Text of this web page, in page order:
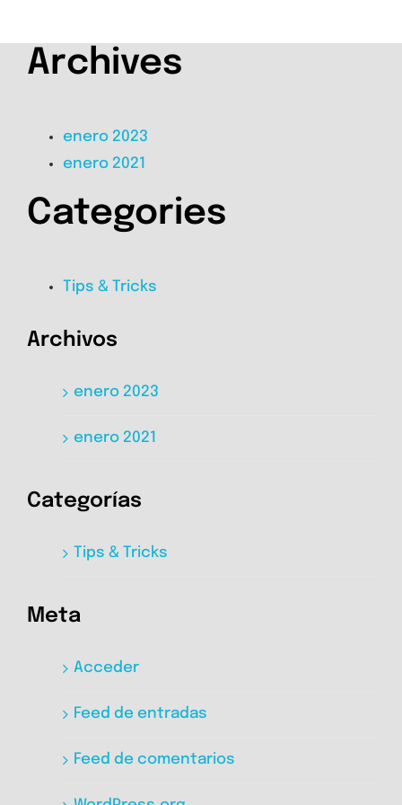
Archives
enero 2023
enero 2021
Categories
Tips & Tricks
Archivos
enero 2023
enero 2021
Categorías
Tips & Tricks
Meta
Acceder
Feed de entradas
Feed de comentarios